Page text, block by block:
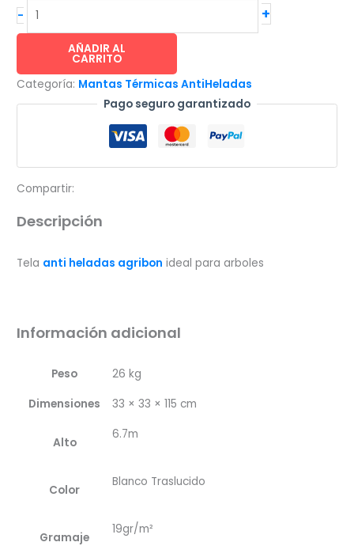
-
INVERNAVELO®
agribon
ideal
-
6.7x200m
cantidad
+
AÑADIR AL
CARRITO
Categoría: Mantas Térmicas AntiHeladas
Pago seguro garantizado
Compartir:
Descripción
Tela anti heladas agribon ideal para arboles
Información adicional
Peso
26 kg
Dimensiones
33 × 33 × 115 cm
Alto
6.7m
Color
Blanco Traslucido
Gramaje
19gr/m²